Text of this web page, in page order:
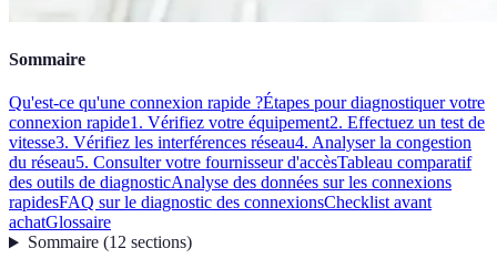
Sommaire
Qu'est-ce qu'une connexion rapide ?Étapes pour diagnostiquer votre
connexion rapide1. Vérifiez votre équipement2. Effectuez un test de
vitesse3. Vérifiez les interférences réseau4. Analyser la congestion
du réseau5. Consulter votre fournisseur d'accèsTableau comparatif
des outils de diagnosticAnalyse des données sur les connexions
rapidesFAQ sur le diagnostic des connexionsChecklist avant
achatGlossaire
Sommaire(12 sections)